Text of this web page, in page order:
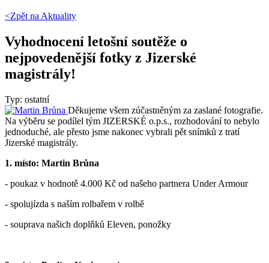
<Zpět na Aktuality
Vyhodnocení letošní soutěže o
nejpovedenější fotky z Jizerské
magistrály!
Typ: ostatní
Děkujeme všem zúčastněným za zaslané fotografie.
Na výběru se podílel tým JIZERSKÉ o.p.s., rozhodování to nebylo
jednoduché, ale přesto jsme nakonec vybrali pět snímků z tratí
Jizerské magistrály.
1. místo: Martin Brůna
- poukaz v hodnotě 4.000 Kč od našeho partnera Under Armour
- spolujízda s naším rolbařem v rolbě
- souprava našich doplňků Eleven, ponožky